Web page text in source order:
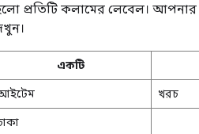
হলো প্রতিটি কলামের লেবেল।
একটি
খরচ